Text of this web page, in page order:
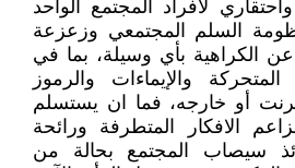
لأفراد المجتمع الواحد
السلم المجتمعي وزعزعة
عن الكراهية بأي وسيلة، بما في
والإيماءات والرموز
أو خارجه، فما ان يستسلم
الافكار المتطرفة ورائحة
سيصاب المجتمع بحالة من